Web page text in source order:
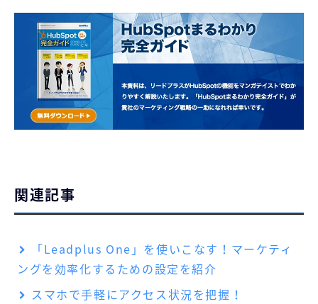
関連記事
「Leadplus One」を使いこなす！マーケティ
ングを効率化するための設定を紹介
スマホで手軽にアクセス状況を把握！